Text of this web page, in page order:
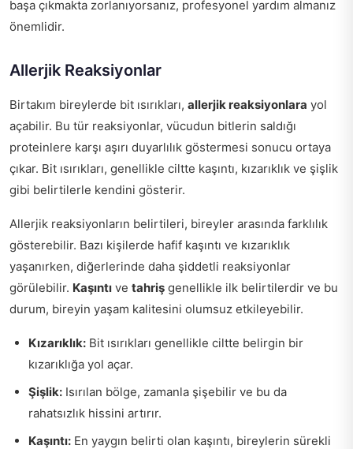
başa çıkmakta zorlanıyorsanız, profesyonel yardım almanız
önemlidir.
Allerjik Reaksiyonlar
Birtakım bireylerde bit ısırıkları, allerjik reaksiyonlara yol
açabilir. Bu tür reaksiyonlar, vücudun bitlerin saldığı
proteinlere karşı aşırı duyarlılık göstermesi sonucu ortaya
çıkar. Bit ısırıkları, genellikle ciltte kaşıntı, kızarıklık ve şişlik
gibi belirtilerle kendini gösterir.
Allerjik reaksiyonların belirtileri, bireyler arasında farklılık
gösterebilir. Bazı kişilerde hafif kaşıntı ve kızarıklık
yaşanırken, diğerlerinde daha şiddetli reaksiyonlar
görülebilir. Kaşıntı ve tahriş genellikle ilk belirtilerdir ve bu
durum, bireyin yaşam kalitesini olumsuz etkileyebilir.
Kızarıklık: Bit ısırıkları genellikle ciltte belirgin bir
kızarıklığa yol açar.
Şişlik: Isırılan bölge, zamanla şişebilir ve bu da
rahatsızlık hissini artırır.
Kaşıntı: En yaygın belirti olan kaşıntı, bireylerin sürekli